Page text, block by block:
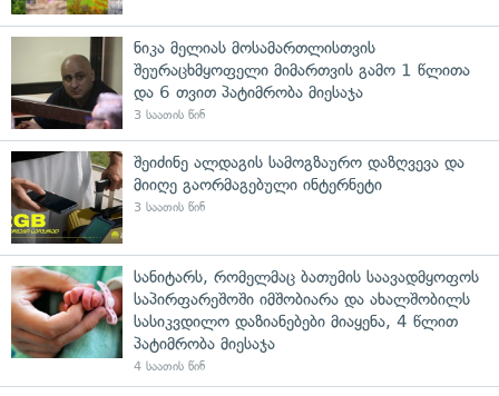
ნიკა მელიას მოსამართლისთვის
შეურაცხმყოფელი მიმართვის გამო 1 წლითა
და 6 თვით პატიმრობა მიესაჯა
3 საათის წინ
შეიძინე ალდაგის სამოგზაურო დაზღვევა და
მიიღე გაორმაგებული ინტერნეტი
3 საათის წინ
სანიტარს, რომელმაც ბათუმის საავადმყოფოს
საპირფარეშოში იმშობიარა და ახალშობილს
სასიკვდილო დაზიანებები მიაყენა, 4 წლით
პატიმრობა მიესაჯა
4 საათის წინ